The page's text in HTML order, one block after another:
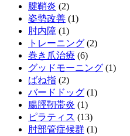
腱鞘炎 (2)
姿勢改善 (1)
肘内障 (1)
トレーニング (2)
巻き爪治療 (6)
グッドモーニング (1)
ばね指 (2)
バードドッグ (1)
腸脛靭帯炎 (1)
ピラティス (13)
肘部管症候群 (1)